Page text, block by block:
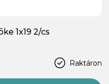
1x19 2/cs
Raktáron